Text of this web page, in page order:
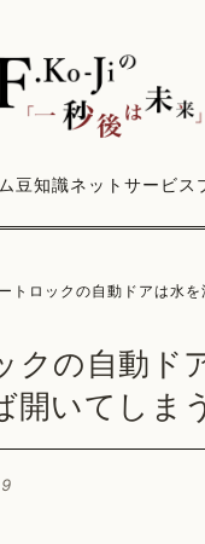
豆知識ネットサービス
トロックの自動ドアは水を流し込
クの自動ド
開いてしま